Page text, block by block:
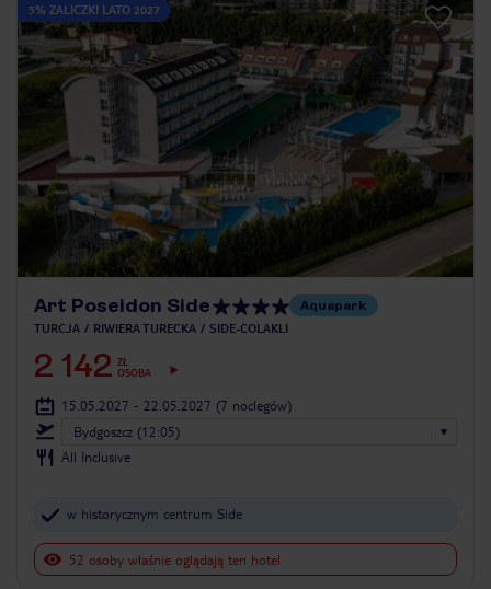
5% ZALICZKI LATO 2027
Art Poseidon Side Aquapark
TURCJA RIWIERA TURECKA SIDE-COLAKLI
2 142 ZŁ
OSOBA
15.05.2027 - 22.05.2027 (7 noclegów)
Bydgoszcz (12:05)
All Inclusive
w historycznym centrum Side
52 osoby właśnie oglądają ten hotel